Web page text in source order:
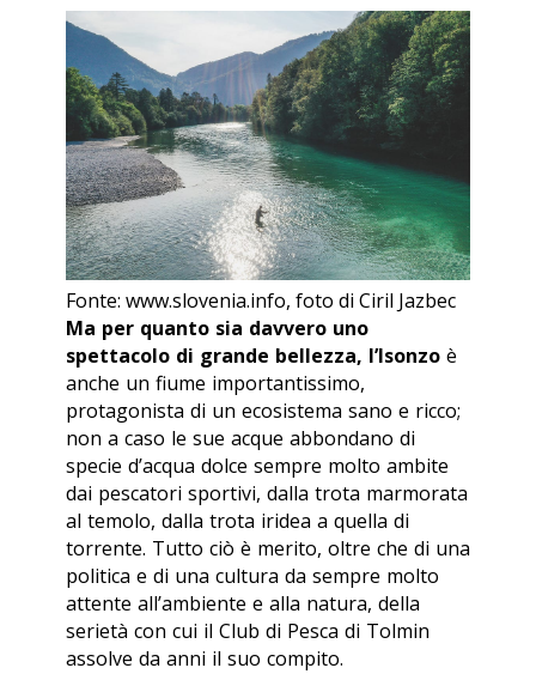
Fonte: www.slovenia.info, foto di Ciril Jazbec
Ma per quanto sia davvero uno
spettacolo di grande bellezza, l’Isonzo è
anche un fiume importantissimo,
protagonista di un ecosistema sano e ricco;
non a caso le sue acque abbondano di
specie d’acqua dolce sempre molto ambite
dai pescatori sportivi, dalla trota marmorata
al temolo, dalla trota iridea a quella di
torrente. Tutto ciò è merito, oltre che di una
politica e di una cultura da sempre molto
attente all’ambiente e alla natura, della
serietà con cui il Club di Pesca di Tolmin
assolve da anni il suo compito.